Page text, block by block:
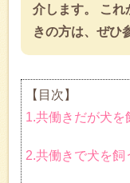
介します。 これ
きの方は、ぜひ
【目次】
1.共働きだが犬
2.共働きで犬を飼